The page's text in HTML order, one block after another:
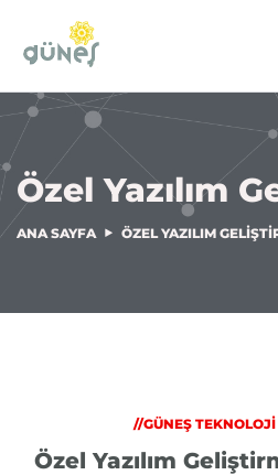
Özel Yazılım
ANA SAYFA ÖZEL YAZILIM
//GÜNEŞ
Özel Yazılım